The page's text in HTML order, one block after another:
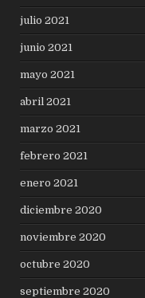
julio 2021
junio 2021
mayo 2021
abril 2021
marzo 2021
febrero 2021
enero 2021
diciembre 2020
noviembre 2020
octubre 2020
septiembre 2020